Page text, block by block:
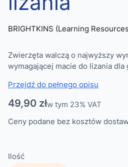
BRIGHTKINS (Learning
Zwierzęta walczą o najwyższy
wymagającej macie do lizania dla
Przejdź do pełnego opisu
Cena
49,90 złw tym 23% VAT
w tym 23% VAT
Ceny podane bez kosztów
Ilość